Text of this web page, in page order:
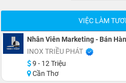
VIỆC LÀM
Nhân Viên Marketing - Bán
INOX TRIỀU PHÁT
9 - 12 Triệu
Cần Thơ